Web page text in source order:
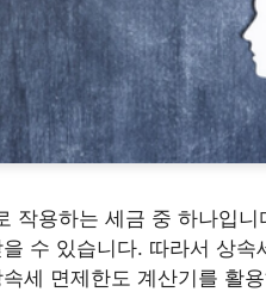
작용하는 세금 중 하나입
수 있습니다. 따라서 상
세 면제한도 계산기를 활